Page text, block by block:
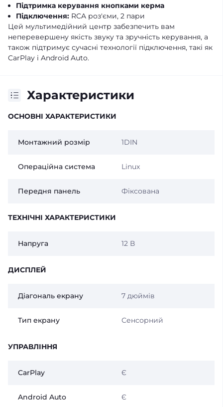
Підтримка керування кнопками керма
Підключення: RCA роз'єми, 2 пари
Цей мультимедійний центр забезпечить вам
неперевершену якість звуку та зручність керування, а
також підтримує сучасні технології підключення, такі як
CarPlay і Android Auto.
Характеристики
ОСНОВНІ ХАРАКТЕРИСТИКИ
Монтажний розмір 1DIN
Операційна система Linux
Передня панель Фіксована
ТЕХНІЧНІ ХАРАКТЕРИСТИКИ
Напруга 12 В
ДИСПЛЕЙ
Діагональ екрану 7 дюймів
Тип екрану Сенсорний
УПРАВЛІННЯ
CarPlay Є
Android Auto Є